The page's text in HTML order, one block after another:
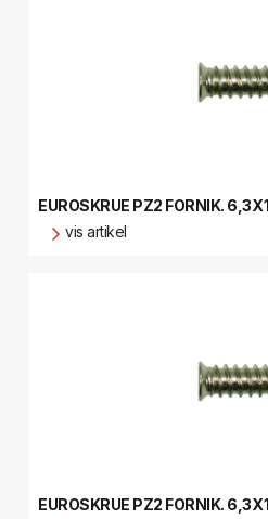
EUROSKRUE PZ2 FORNIK.
vis artikel
EUROSKRUE PZ2 FORNIK.